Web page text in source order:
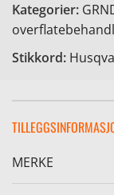
Kategorier:
Stikkord:
MERKE